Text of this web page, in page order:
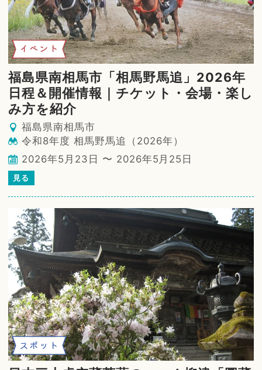
イベント
福島県南相馬市「相馬野馬追」2026年
日程＆開催情報｜チケット・会場・楽し
み方を紹介
福島県南相馬市
令和8年度 相馬野馬追（2026年）
2026年5月23日 〜 2026年5月25日
見る
スポット